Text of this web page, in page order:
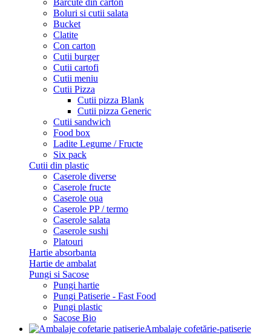
Barcute din carton
Boluri si cutii salata
Bucket
Clatite
Con carton
Cutii burger
Cutii cartofi
Cutii meniu
Cutii Pizza
Cutii pizza Blank
Cutii pizza Generic
Cutii sandwich
Food box
Ladite Legume / Fructe
Six pack
Cutii din plastic
Caserole diverse
Caserole fructe
Caserole oua
Caserole PP / termo
Caserole salata
Caserole sushi
Platouri
Hartie absorbanta
Hartie de ambalat
Pungi si Sacose
Pungi hartie
Pungi Patiserie - Fast Food
Pungi plastic
Sacose Bio
Ambalaje cofetărie-patiserie